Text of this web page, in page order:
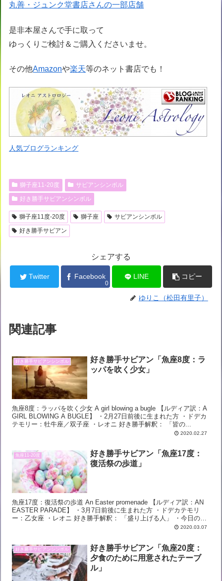
丸善・ジュンク堂書店さんの一部店舗
是非本屋さんで手に取って
ゆっくりご検討＆ご購入くださいませ。
その他Amazonや楽天等のネット書店でも！
人気ブログランキング
獅子座11-20度
サビアンシンボル
好き勝手サビアンシンボル
獅子座11度-20度 獅子座
サビアンシンボル
好き勝手サビアン
シェアする
Twitter Facebook
0
LINE コピー
ゆりこ（松田有里子）
関連記事
好き勝手サビアンシンボル
好き勝手サビアン「魚座8度：ラ
ッパを吹く少女」
魚座8度：ラッパを吹く少女 A girl blowing a bugle 【ルディア訳：A
GIRL BLOWING A BUGLE】 ・2月27日前後に生まれた方 ・ドデカ
テモリー：牡牛座／双子座 ・レオニ 好き勝手解釈： 「皆の...
2020.02.27
魚座11-20度
好き勝手サビアン「魚座17度：
復活祭の歩道」
魚座17度：復活祭の歩道 An Easter promenade 【ルディア訳：AN
EASTER PARADE】 ・3月7日前後に生まれた方 ・ドデカテモリ
ー：乙女座 ・レオニ 好き勝手解釈： 「盛り上げる人」 ・今日のサ
2020.03.07
好き勝手サビアンシンボル
好き勝手サビアン「魚座20度：
夕食のために用意されたテーブ
ル」